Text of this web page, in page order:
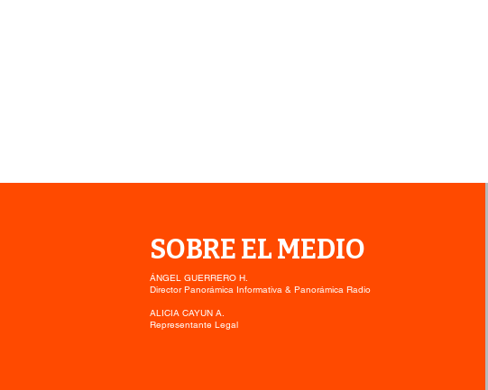
SOBRE EL MEDIO
ÁNGEL GUERRERO H.
Director Panorámica Informativa & Panorámica Radio
ALICIA CAYUN A.
Representante Legal